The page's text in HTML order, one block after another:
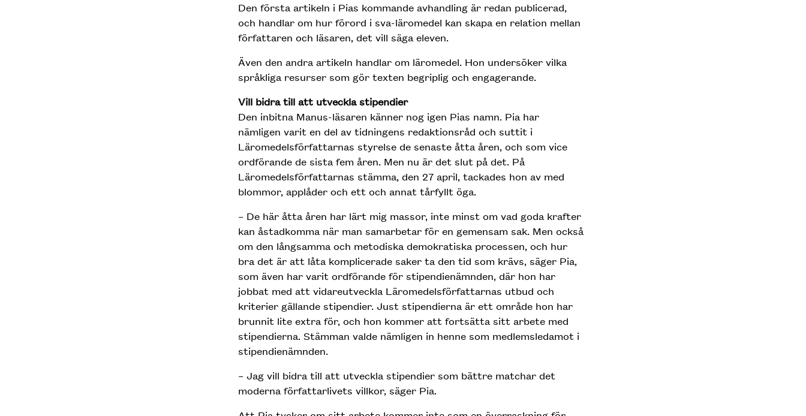
Den första artikeln i Pias kommande avhandling är redan publicerad,
och handlar om hur förord i sva-läromedel kan skapa en relation mellan
författaren och läsaren, det vill säga eleven.
Även den andra artikeln handlar om läromedel. Hon undersöker vilka
språkliga resurser som gör texten begriplig och engagerande.
Vill bidra till att utveckla stipendier
Den inbitna Manus-läsaren känner nog igen Pias namn. Pia har
nämligen varit en del av tidningens redaktionsråd och suttit i
Läromedelsförfattarnas styrelse de senaste åtta åren, och som vice
ordförande de sista fem åren. Men nu är det slut på det. På
Läromedelsförfattarnas stämma, den 27 april, tackades hon av med
blommor, applåder och ett och annat tårfyllt öga.
– De här åtta åren har lärt mig massor, inte minst om vad goda krafter
kan åstadkomma när man samarbetar för en gemensam sak. Men också
om den långsamma och metodiska demokratiska processen, och hur
bra det är att låta komplicerade saker ta den tid som krävs, säger Pia,
som även har varit ordförande för stipendienämnden, där hon har
jobbat med att vidareutveckla Läromedelsförfattarnas utbud och
kriterier gällande stipendier. Just stipendierna är ett område hon har
brunnit lite extra för, och hon kommer att fortsätta sitt arbete med
stipendierna. Stämman valde nämligen in henne som medlemsledamot i
stipendienämnden.
– Jag vill bidra till att utveckla stipendier som bättre matchar det
moderna författarlivets villkor, säger Pia.